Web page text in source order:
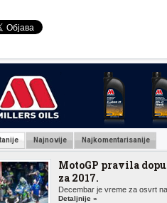
Najnovije Najkomentarisanije
MotoGP pravila
za 2017.
Decembar je vreme za osvrt
Detaljnije »